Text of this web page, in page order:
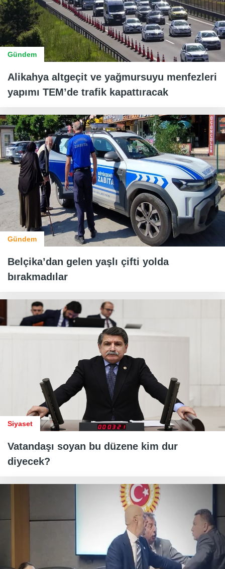
Gündem
Alikahya altgeçit ve yağmursuyu menfezleri
yapımı TEM’de trafik kapattıracak
Gündem
Belçika’dan gelen yaşlı çifti yolda
bırakmadılar
Siyaset
Vatandaşı soyan bu düzene kim dur
diyecek?